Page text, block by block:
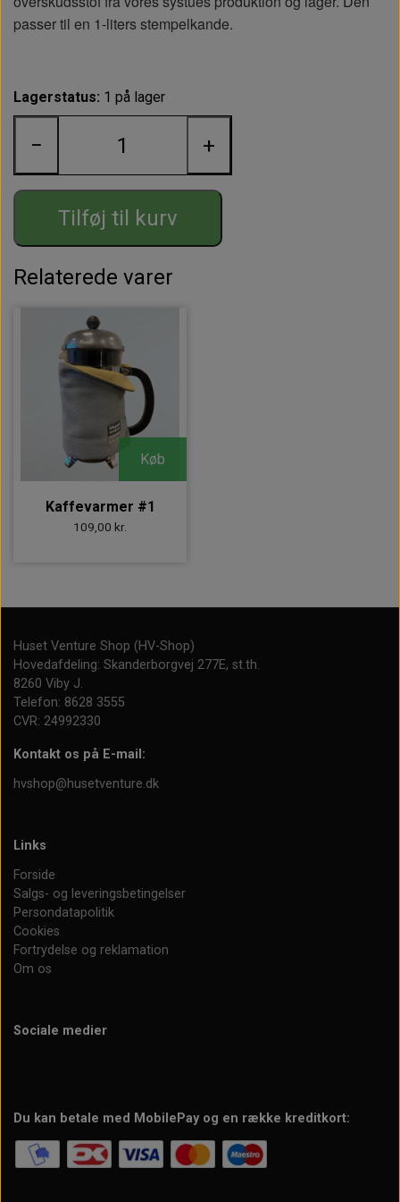
passer til en 1-liters stempelkande.
Lagerstatus: 1 på lager
− +
Tilføj til kurv
Relaterede varer
Køb
Kaffevarmer #1
109,00 kr.
Huset Venture Shop (HV-Shop)
Hovedafdeling: Skanderborgvej 277E, st.th.
8260 Viby J.
Telefon: 8628 3555
CVR: 24992330
Kontakt os på E-mail:
hvshop@husetventure.dk
Links
Forside
Salgs- og leveringsbetingelser
Persondatapolitik
Cookies
Fortrydelse og reklamation
Om os
Sociale medier
Du kan betale med MobilePay og en række kreditkort: